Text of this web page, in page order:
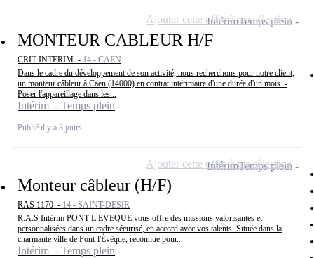
MONTEUR CABLEUR H/F
CRIT INTERIM - 14 - CAEN
Dans le cadre du développement de son activité, nous recherchons pour notre client,
un monteur câbleur à Caen (14000) en contrat intérimaire d'une durée d'un mois. -
Poser l'appareillage dans les...
Intérim - Temps plein
Publié il y a 3 jours
IntérimTemps plein
Ajouter cette offre à ma sélection
Monteur câbleur (H/F)
RAS 1170 - 14 - SAINT-DESIR
R.A.S Intérim PONT L EVEQUE vous offre des missions valorisantes et
personnalisées dans un cadre sécurisé, en accord avec vos talents. Située dans la
charmante ville de Pont-l'Évêque, reconnue pour...
Intérim - Temps plein
IntérimTemps plein
Ajouter cette offre à ma sélection